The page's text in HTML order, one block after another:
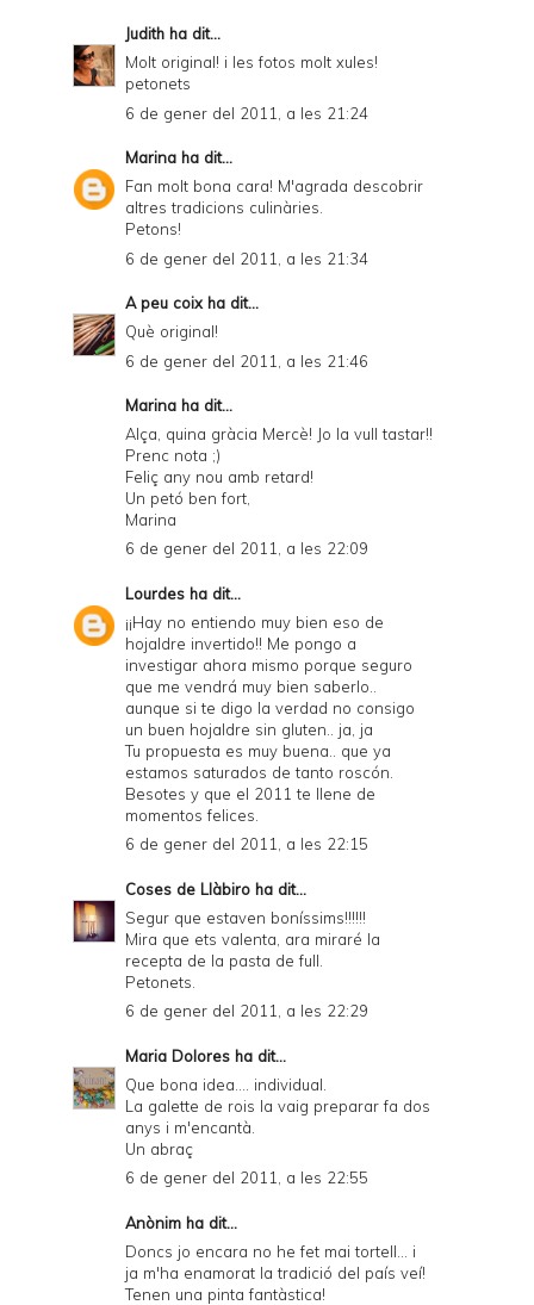
Judith ha dit...
Molt original! i les fotos molt xules!
petonets
6 de gener del 2011, a les 21:24
Marina ha dit...
Fan molt bona cara! M'agrada descobrir
altres tradicions culinàries.
Petons!
6 de gener del 2011, a les 21:34
A peu coix ha dit...
Què original!
6 de gener del 2011, a les 21:46
Marina ha dit...
Alça, quina gràcia Mercè! Jo la vull tastar!!
Prenc nota ;)
Feliç any nou amb retard!
Un petó ben fort,
Marina
6 de gener del 2011, a les 22:09
Lourdes ha dit...
¡¡Hay no entiendo muy bien eso de
hojaldre invertido!! Me pongo a
investigar ahora mismo porque seguro
que me vendrá muy bien saberlo..
aunque si te digo la verdad no consigo
un buen hojaldre sin gluten.. ja, ja
Tu propuesta es muy buena.. que ya
estamos saturados de tanto roscón.
Besotes y que el 2011 te llene de
momentos felices.
6 de gener del 2011, a les 22:15
Coses de Llàbiro ha dit...
Segur que estaven boníssims!!!!!!
Mira que ets valenta, ara miraré la
recepta de la pasta de full.
Petonets.
6 de gener del 2011, a les 22:29
Maria Dolores ha dit...
Que bona idea.... individual.
La galette de rois la vaig preparar fa dos
anys i m'encantà.
Un abraç
6 de gener del 2011, a les 22:55
Anònim ha dit...
Doncs jo encara no he fet mai tortell... i
ja m'ha enamorat la tradició del país veí!
Tenen una pinta fantàstica!